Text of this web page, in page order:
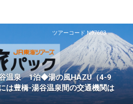
ツアーコード N97603
温泉 1泊◆湯の風HAZU（4-9
豊橋-湯谷温泉間の交通機関は